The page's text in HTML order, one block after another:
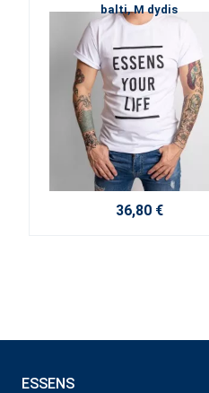
balti, M dydis
36,80 €
ESSENS